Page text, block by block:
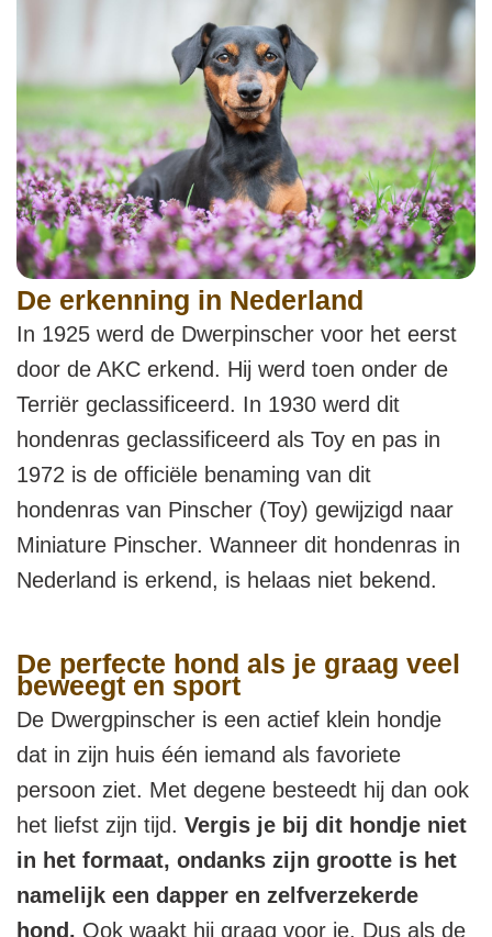
De erkenning in Nederland
In 1925 werd de Dwerpinscher voor het eerst
door de AKC erkend. Hij werd toen onder de
Terriër geclassificeerd. In 1930 werd dit
hondenras geclassificeerd als Toy en pas in
1972 is de officiële benaming van dit
hondenras van Pinscher (Toy) gewijzigd naar
Miniature Pinscher. Wanneer dit hondenras in
Nederland is erkend, is helaas niet bekend.
De perfecte hond als je graag veel
beweegt en sport
De Dwergpinscher is een actief klein hondje
dat in zijn huis één iemand als favoriete
persoon ziet. Met degene besteedt hij dan ook
het liefst zijn tijd. Vergis je bij dit hondje niet
in het formaat, ondanks zijn grootte is het
namelijk een dapper en zelfverzekerde
hond. Ook waakt hij graag voor je. Dus als de